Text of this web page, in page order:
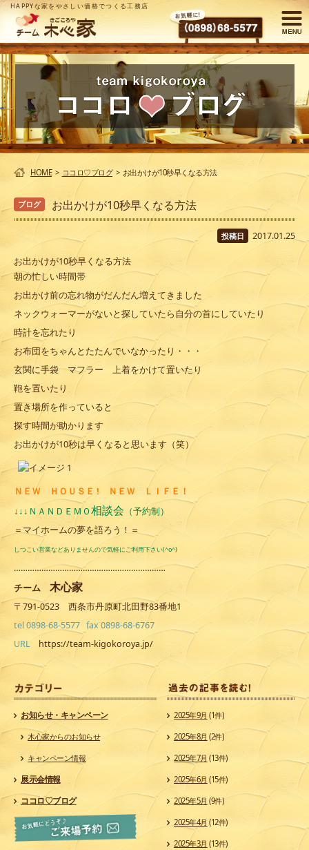
HAPPYな家をやさしい価格でつくる工務店
HOME > ココロ♡ブログ > お出かけが10秒早くなる方法
ブログ お出かけが10秒早くなる方法
投稿日 2017.01.25
お出かけが10秒早くなる方法
朝の忙しい時間帯
お出かけ前の忘れ物がだんだん増えてきました
ネックウォーマーがないと探していたら自分の首にしていたり
時計を忘れたり
お布団をちゃんとたたんでいなかったり・・・
玄関に手袋 マフラー 上着をかけて置いたり
鞄を置いたり
置き場所を作っていると
探す時間が助かります
お出かけが10秒は早くなると思います（笑）
ＮＥＷ ＨＯＵＳＥ !
ＮＥＷ ＬＩＦＥ！
↓↓↓ＮＡＮＤＥＭＯ相談会 （予約制）
＝マイホームの夢を語ろう！＝
しつこい営業などありませんので気軽にご利用下さい(^o^)
…………………………………………………………
チーム 木心家
〒791-0523 西条市丹原町北田野83番地1
tel 0898-68-5577 fax 0898-68-6767
URL https://team-kigokoroya.jp/
お知らせ・キャンペーン
木心家からのお知らせ
キャンペーン情報
展示会情報
ココロ♡ブログ
2025年9月 (1件)
2025年8月 (2件)
2025年7月 (13件)
2025年6月 (15件)
2025年5月 (9件)
2025年4月 (12件)
2025年3月 (13件)